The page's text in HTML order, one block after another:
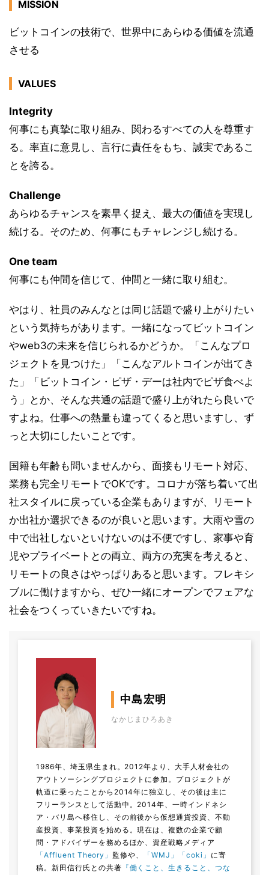
MISSION
ビットコインの技術で、世界中にあらゆる価値を流通
させる
VALUES
Integrity
何事にも真摯に取り組み、関わるすべての人を尊重す
る。率直に意見し、言行に責任をもち、誠実であるこ
とを誇る。
Challenge
あらゆるチャンスを素早く捉え、最大の価値を実現し
続ける。そのため、何事にもチャレンジし続ける。
One team
何事にも仲間を信じて、仲間と一緒に取り組む。
やはり、社員のみんなとは同じ話題で盛り上がりたい
という気持ちがあります。一緒になってビットコイン
やweb3の未来を信じられるかどうか。「こんなプロ
ジェクトを見つけた」「こんなアルトコインが出てき
た」「ビットコイン・ピザ・デーは社内でピザ食べよ
う」とか、そんな共通の話題で盛り上がれたら良いで
すよね。仕事への熱量も違ってくると思いますし、ず
っと大切にしたいことです。
国籍も年齢も問いませんから、面接もリモート対応、
業務も完全リモートでOKです。コロナが落ち着いて出
社スタイルに戻っている企業もありますが、リモート
か出社か選択できるのが良いと思います。大雨や雪の
中で出社しないといけないのは不便ですし、家事や育
児やプライベートとの両立、両方の充実を考えると、
リモートの良さはやっぱりあると思います。フレキシ
ブルに働けますから、ぜひ一緒にオープンでフェアな
社会をつくっていきたいですね。
中島宏明
なかじまひろあき
1986年、埼玉県生まれ。2012年より、大手人材会社の
アウトソーシングプロジェクトに参加。プロジェクトが
軌道に乗ったことから2014年に独立し、その後は主に
フリーランスとして活動中。2014年、一時インドネシ
ア・バリ島へ移住し、その前後から仮想通貨投資、不動
産投資、事業投資を始める。現在は、複数の企業で顧
問・アドバイザーを務めるほか、資産戦略メディア
「Affluent Theory」 監修や、 「WMJ」 「coki」 に寄
稿。新田信行氏との共著 『働くこと、生きること、つな